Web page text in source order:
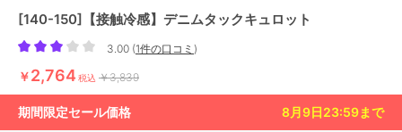
[140-150]【接触冷感】デニムタックキュロット
3.00 (1件の口コミ )
￥2,764 税込 ￥3,839
期間限定セール価格 8月9日23:59まで